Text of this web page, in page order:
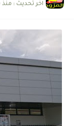
اخر تحديث : منذ